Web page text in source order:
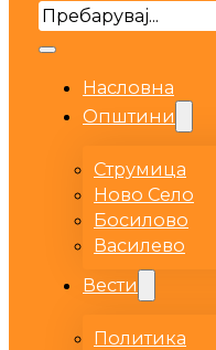
Search
Насловна
Општини
Струмица
Ново Село
Босилово
Василево
Вести
Политика